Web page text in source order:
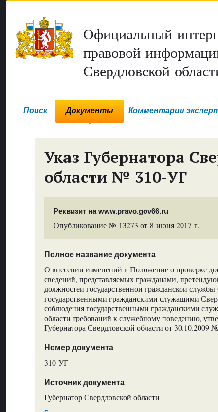
Официальный
правовой
Свердловской
Поиск Документы Комментарии
Указ Губернатора
области № 310-УГ
Реквизит на www.pravo.gov66.ru
Опубликование № 13273 от 8 июня 2017 г.
Полное название документа
О внесении изменений в Положение о проверке
сведений, представляемых гражданами,
должностей государственной гражданской
государственными гражданскими служащими
соблюдения государственными гражданскими
области требований к служебному поведению,
Губернатора Свердловской области от 30.10.2009
Номер документа
310-УГ
Источник документа
Губернатор Свердловской области